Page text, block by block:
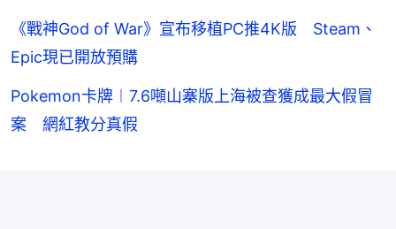
《戰神God of War》宣布移植PC推4K版 Steam、
Epic現已開放預購
Pokemon卡牌︱7.6噸山寨版上海被查獲成最大假冒
案 網紅教分真假